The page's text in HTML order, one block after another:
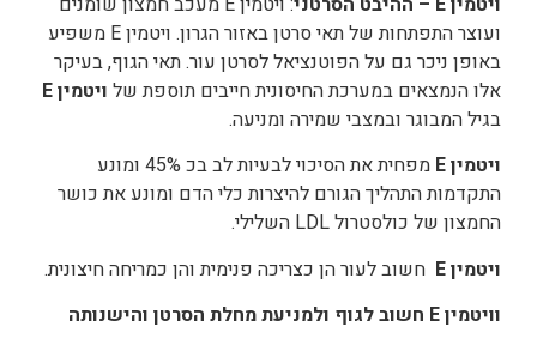
ועוצר התפתחות של תאי סרטן באזור הגרון. ויטמין E משפיע
באופן ניכר גם על הפוטנציאל לסרטן עור. תאי הגוף, בעיקר
אלו הנמצאים במערכת החיסונית חייבים תוספת של ויטמיןE
בגיל המבוגר ובמצבי שמירה ומניעה.
ויטמיןE
מפחית את הסיכוי לבעיות לב בכ 45% ומונע
התקדמות התהליך הגורם להיצרות כלי הדם ומונע את כושר
החמצון של כולסטרול LDL השלילי.
ויטמיןE חשוב לעור הן כצריכה פנימית והן כמריחה חיצונית.
וויטמיןE חשוב לגוף ולמניעת מחלת הסרטן והישנותה